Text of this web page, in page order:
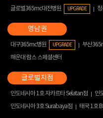
글로벌365mc대전병원 UPGRADE
대구365mc병원 UPGRADE 부산
해운대 람스 스페셜센터
인도네시아 1호 자카르타 Selatan점
인
인도네시아 3호 Surabaya점
태국 1호